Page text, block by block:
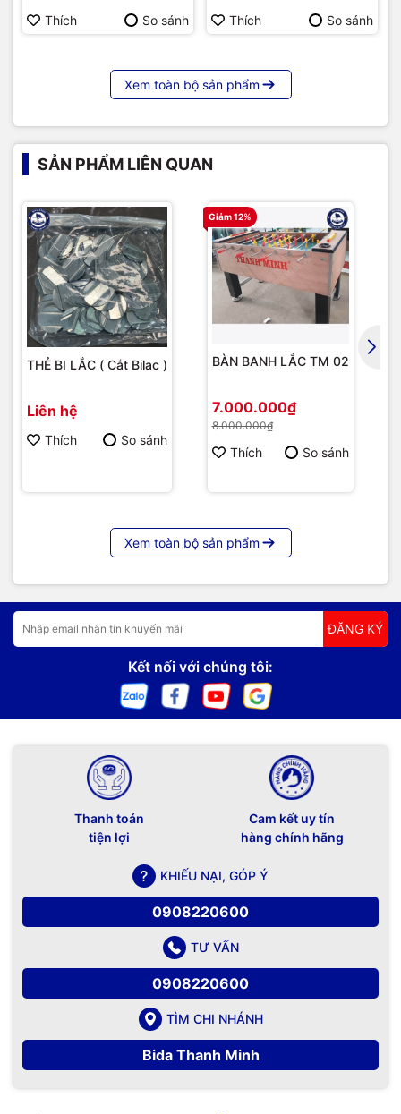
Thích So sánh Thích So sánh
Xem toàn bộ sản phẩm
SẢN PHẨM LIÊN QUAN
THẺ BI LẮC ( Cắt Bilac )
Liên hệ
Thích So sánh
Giảm 12%
BÀN BANH LẮC TM 02
7.000.000₫
8.000.000₫
Thích So sánh
Xem toàn bộ sản phẩm
ĐĂNG KÝ
Kết nối với chúng tôi:
Thanh toán
tiện lợi
Cam kết uy tín
hàng chính hãng
KHIẾU NẠI, GÓP Ý
0908220600
TƯ VẤN
0908220600
TÌM CHI NHÁNH
Bida Thanh Minh